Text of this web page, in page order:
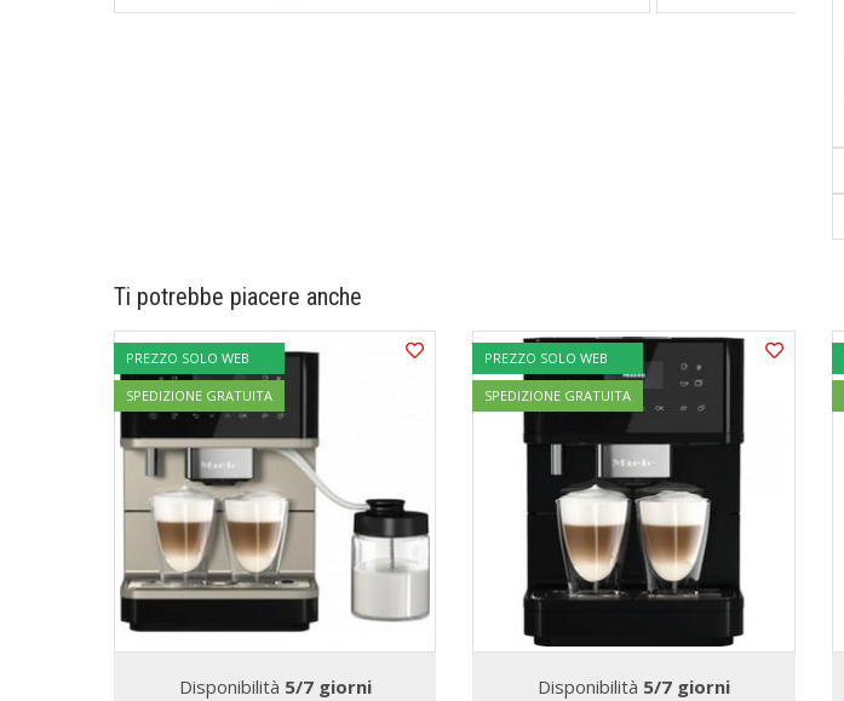
Ti potrebbe piacere anche
PREZZO SOLO WEB
SPEDIZIONE GRATUITA
Disponibilità 5/7 giorni
PREZZO SOLO WEB
SPEDIZIONE GRATUITA
Disponibilità 5/7 giorni